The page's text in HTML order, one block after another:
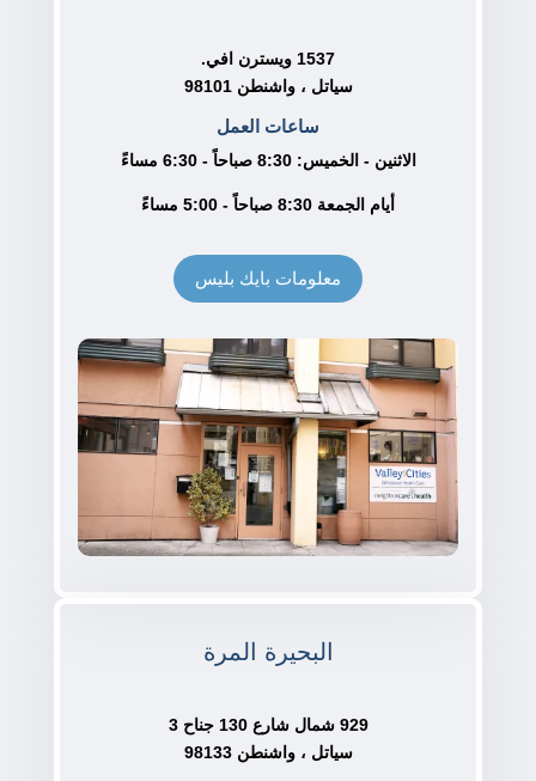
1537 ويسترن افي.
سياتل ، واشنطن 98101
ساعات العمل
الاثنين - الخميس: 8:30 صباحاً - 6:30 مساءً
أيام الجمعة 8:30 صباحاً - 5:00 مساءً
معلومات بايك بليس
البحيرة المرة
929 شمال شارع 130 جناح 3
سياتل ، واشنطن 98133